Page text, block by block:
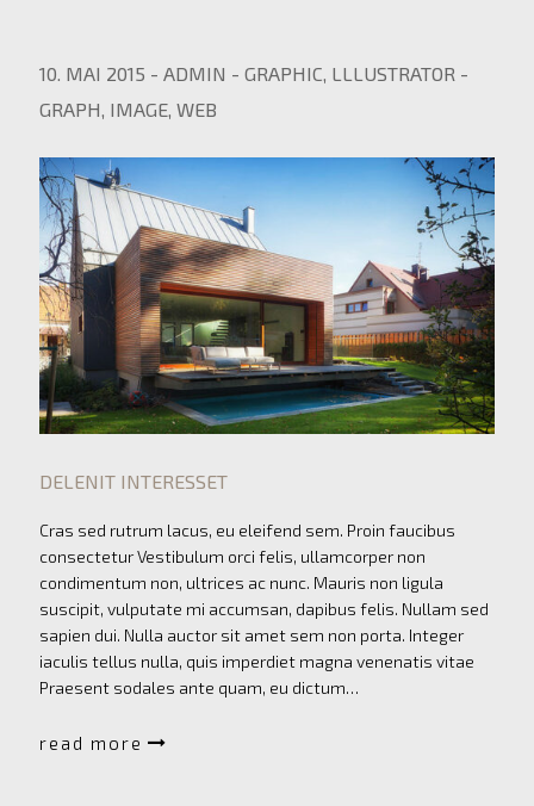
10. MAI 2015 - ADMIN - GRAPHIC, LLLUSTRATOR -
GRAPH, IMAGE, WEB
DELENIT INTERESSET
Cras sed rutrum lacus, eu eleifend sem. Proin faucibus
consectetur Vestibulum orci felis, ullamcorper non
condimentum non, ultrices ac nunc. Mauris non ligula
suscipit, vulputate mi accumsan, dapibus felis. Nullam sed
sapien dui. Nulla auctor sit amet sem non porta. Integer
iaculis tellus nulla, quis imperdiet magna venenatis vitae
Praesent sodales ante quam, eu dictum…
read more